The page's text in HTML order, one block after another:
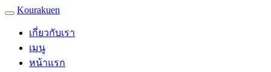
Kourakuen
เกี่ยวกับเรา
เมนู
หน้าแรก